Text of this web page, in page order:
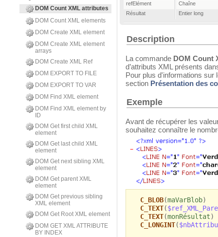
DOM Count XML attributes
DOM Count XML elements
DOM Create XML element
DOM Create XML element
arrays
DOM Create XML Ref
DOM EXPORT TO FILE
DOM EXPORT TO VAR
DOM Find XML element
DOM Find XML element by
ID
DOM Get first child XML
element
DOM Get last child XML
element
DOM Get next sibling XML
element
DOM Get parent XML
element
DOM Get previous sibling
XML element
DOM Get Root XML element
DOM GET XML ATTRIBUTE
BY INDEX
refElément
Chaîne
Résultat
Entier long
Description
La commande DOM Count
d’attributs XML présents
Pour plus d'informations
section Présentation des
Exemple
Avant de récupérer les
souhaitez connaître le
C_BLOB(maVarBlob)
C_TEXT(
C_TEXT(monRésultat)
C_LONGINT(